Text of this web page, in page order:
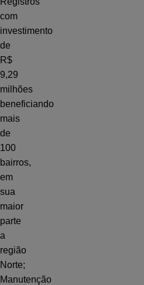
com
investimento
de
R$
9,29
milhões
beneficiando
mais
de
100
bairros,
em
sua
maior
parte
a
região
Norte;
Manutenção